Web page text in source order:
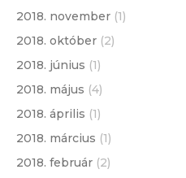
2018. november (1)
2018. október (2)
2018. június (1)
2018. május (4)
2018. április (1)
2018. március (1)
2018. február (2)